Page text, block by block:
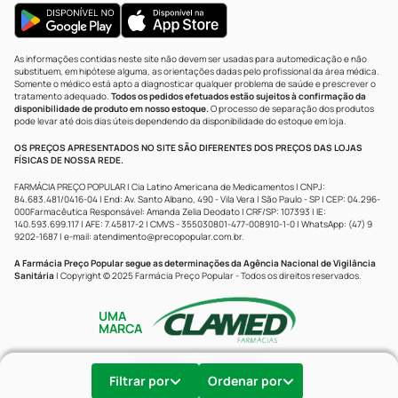
Filtrar por Ordenar por
As informações contidas neste site não devem ser usadas para automedicação e não
substituem, em hipótese alguma, as orientações dadas pelo profissional da área médica.
Somente o médico está apto a diagnosticar qualquer problema de saúde e prescrever o
tratamento adequado. Todos os pedidos efetuados estão sujeitos à confirmação da
disponibilidade de produto em nosso estoque.O processo de separação dos produtos
pode levar até dois dias úteis dependendo da disponibilidade do estoque em loja.
OS PREÇOS APRESENTADOS NO SITE SÃO DIFERENTES DOS PREÇOS DAS LOJAS
FÍSICAS DE NOSSA REDE.
FARMÁCIA PREÇO POPULAR | Cia Latino Americana de Medicamentos | CNPJ:
84.683.481/0416-04 | End: Av. Santo Albano, 490 - Vila Vera | São Paulo - SP | CEP: 04.296-
000Farmacêutica Responsável: Amanda Zelia Deodato | CRF/SP: 107393 | IE:
140.593.699.117 | AFE: 7.45817-2 | CMVS - 355030801-477-008910-1-0 | WhatsApp: (47) 9
9202-1687 | e-mail: atendimento@precopopular.com.br.
A Farmácia Preço Popular segue as determinações da Agência Nacional de Vigilância
Sanitária | Copyright © 2025 Farmácia Preço Popular - Todos os direitos reservados.
UMA
MARCA
Powered by Developed by